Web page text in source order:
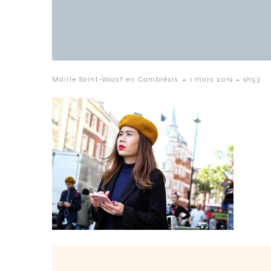
Mairie Saint-Vaast en Cambrésis - 1 mars 2019 - 9h53